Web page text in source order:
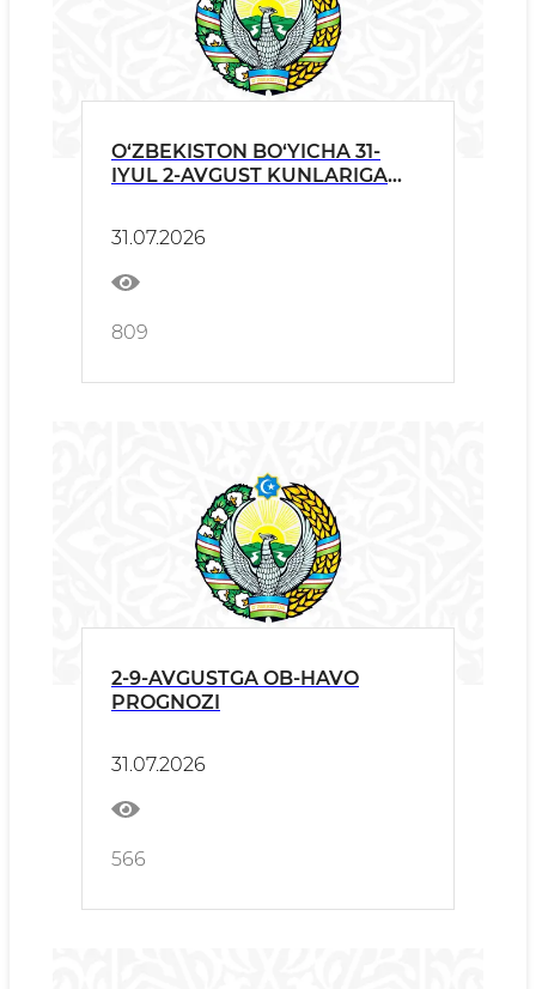
O‘ZBEKISTON BO‘YICHA 31-
IYUL 2-AVGUST KUNLARIGA
31.07.2026
809
2-9-AVGUSTGA OB-HAVO
PROGNOZI
31.07.2026
566